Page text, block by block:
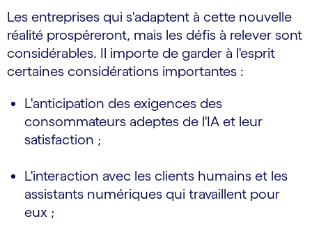
Les entreprises qui s'adaptent à cette nouvelle
réalité prospéreront, mais les défis à relever sont
considérables. Il importe de garder à l'esprit
certaines considérations importantes :
L'anticipation des exigences des
consommateurs adeptes de l'IA et leur
satisfaction ;
L'interaction avec les clients humains et les
assistants numériques qui travaillent pour
eux ;